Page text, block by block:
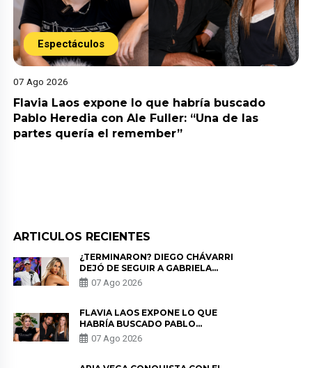
Espectáculos
07 Ago 2026
Flavia Laos expone lo que habría buscado
Pablo Heredia con Ale Fuller: “Una de las
partes quería el remember”
ARTICULOS RECIENTES
¿TERMINARON? DIEGO CHÁVARRI
DEJÓ DE SEGUIR A GABRIELA
HERRERA Y ANUNCIA SU SALIDA
DE PÓDCAST
07 Ago 2026
FLAVIA LAOS EXPONE LO QUE
HABRÍA BUSCADO PABLO
HEREDIA CON ALE FULLER: “UNA
DE LAS PARTES QUERÍA EL
07 Ago 2026